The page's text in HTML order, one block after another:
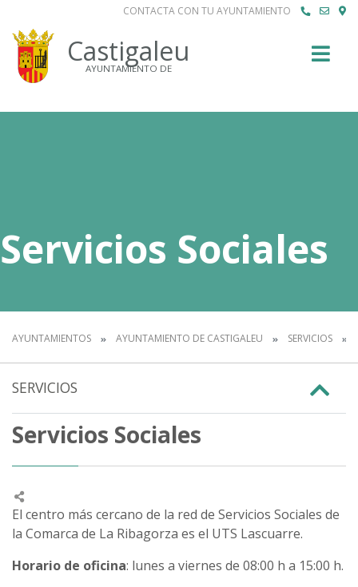
CONTACTA CON TU AYUNTAMIENTO
Castigaleu
AYUNTAMIENTO DE
Servicios Sociales
AYUNTAMIENTOS AYUNTAMIENTO DE CASTIGALEU SERVICIOS
SERVICIOS
Servicios Sociales
El centro más cercano de la red de Servicios Sociales de
la Comarca de La Ribagorza es el UTS Lascuarre.
Horario de oficina: lunes a viernes de 08:00 h a 15:00 h.